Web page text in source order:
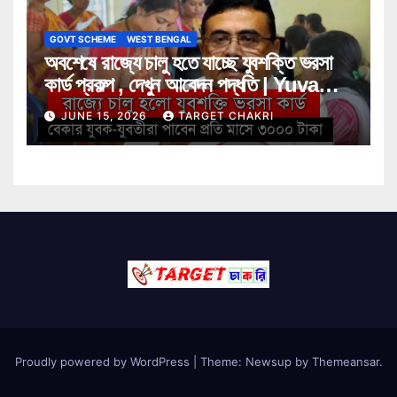
GOVT SCHEME WEST BENGAL
অবশেষে রাজ্যে চালু হতে যাচ্ছে যুবশক্তি ভরসা
কার্ড প্রকল্প , দেখুন আবেদন পদ্ধতি | Yuva
Shakti Bharosa Card Scheme
JUNE 15, 2026 TARGET CHAKRI
Proudly powered by WordPress Theme: Newsup by Themeansar.